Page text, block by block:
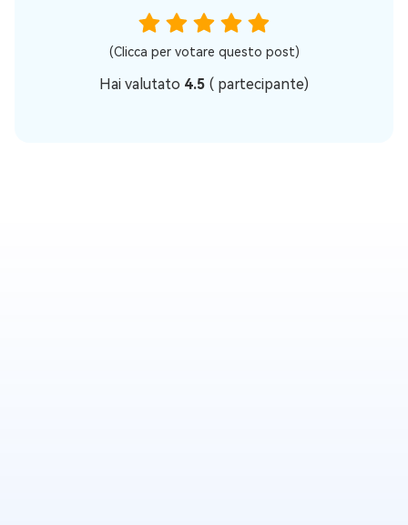
(Clicca per votare questo post)
Hai valutato 4.5 ( partecipante)